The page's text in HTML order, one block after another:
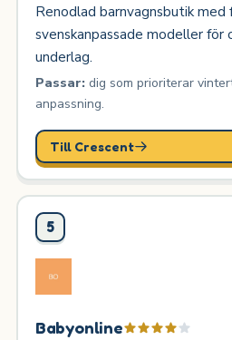
Renodlad barnvagnsbutik med
svenskanpassade modeller för
underlag.
Passar:dig som prioriterar
anpassning.
Till Crescent
5
Babyonline